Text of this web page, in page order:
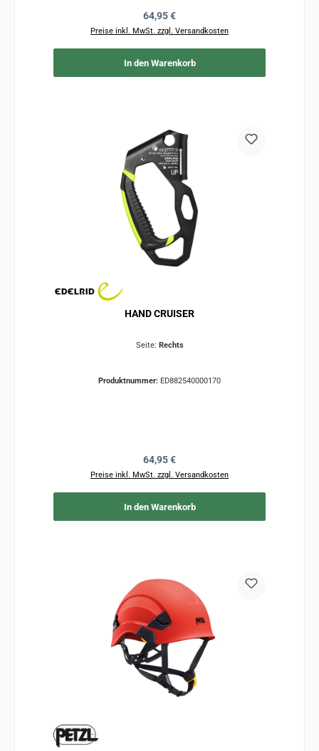
Regulärer Preis:
64,95 €
Preise inkl. MwSt. zzgl. Versandkosten
In den Warenkorb
HAND CRUISER
Seite: Rechts
Produktnummer: ED882540000170
Regulärer Preis:
64,95 €
Preise inkl. MwSt. zzgl. Versandkosten
In den Warenkorb